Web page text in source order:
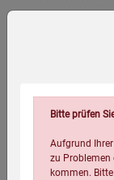
Bio-zertifiziert
Zutaten
Bitte prüfen
Aufgrund
zu Problemen
kommen.